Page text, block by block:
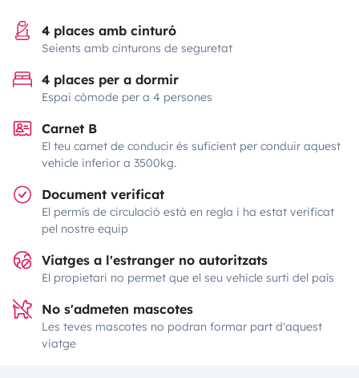
4 places amb cinturó
Seients amb cinturons de seguretat
4 places per a dormir
Espai còmode per a 4 persones
Carnet B
El teu carnet de conducir és suficient per conduir aquest
vehicle inferior a 3500kg.
Document verificat
El permís de circulació està en regla i ha estat verificat
pel nostre equip
Viatges a l'estranger no autoritzats
El propietari no permet que el seu vehicle surti del país
No s'admeten mascotes
Les teves mascotes no podran formar part d'aquest
viatge